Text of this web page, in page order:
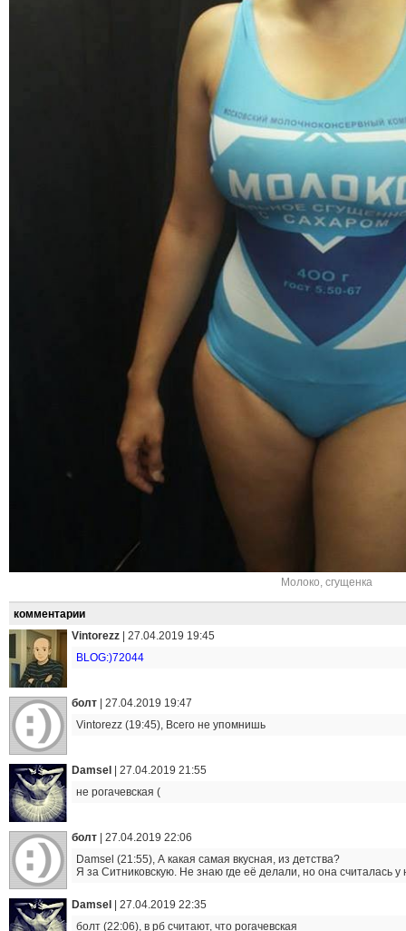
Молоко, сгущенка
комментарии
Vintorezz
27.04.2019 19:45
BLOG:)72044
болт
27.04.2019 19:47
Vintorezz (19:45), Всего не упомнишь
Damsel
27.04.2019 21:55
не рогачевская (
болт
27.04.2019 22:06
Damsel (21:55), А какая самая вкусная, из детства?
Я за Ситниковскую. Не знаю где её делали, но она считалась у
Damsel
27.04.2019 22:35
болт (22:06), в рб считают, что рогачевская